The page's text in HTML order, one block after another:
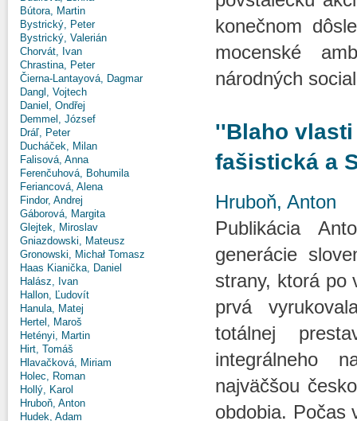
Bútora, Martin
Bystrický, Peter
Bystrický, Valerián
Chorvát, Ivan
Chrastina, Peter
Čierna-Lantayová, Dagmar
Dangl, Vojtech
Daniel, Ondřej
Demmel, József
Dráľ, Peter
Ducháček, Milan
Falisová, Anna
Ferenčuhová, Bohumila
Feriancová, Alena
Findor, Andrej
Gáborová, Margita
Glejtek, Miroslav
Gniazdowski, Mateusz
Gronowski, Michał Tomasz
Haas Kianička, Daniel
Halász, Ivan
Hallon, Ľudovít
Hanula, Matej
Hertel, Maroš
Hetényi, Martin
Hirt, Tomáš
Hlavačková, Miriam
Holec, Roman
Hollý, Karol
Hruboň, Anton
Hudek, Adam
konečnom
mocenské
národných
''Blaho
fašistická a
Hruboň, Anton
Publikácia
generácie
strany, ktorá po
prvá
totálnej
integrálneho
najväčšou
obdobia. Počas